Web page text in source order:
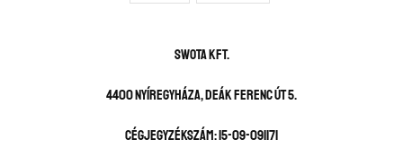
SWOTA KFT.
4400 Nyíregyháza, Deák Ferenc út 5.
Cégjegyzékszám: 15-09-091171